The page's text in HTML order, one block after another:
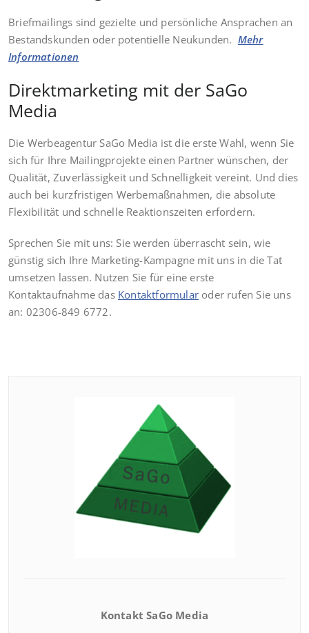
Briefmailings sind gezielte und persönliche Ansprachen an
Bestandskunden oder potentielle Neukunden. Mehr
Informationen
Direktmarketing mit der SaGo
Media
Die Werbeagentur SaGo Media ist die erste Wahl, wenn Sie
sich für Ihre Mailingprojekte einen Partner wünschen, der
Qualität, Zuverlässigkeit und Schnelligkeit vereint. Und dies
auch bei kurzfristigen Werbemaßnahmen, die absolute
Flexibilität und schnelle Reaktionszeiten erfordern.
Sprechen Sie mit uns: Sie werden überrascht sein, wie
günstig sich Ihre Marketing-Kampagne mit uns in die Tat
umsetzen lassen. Nutzen Sie für eine erste
Kontaktaufnahme das Kontaktformular oder rufen Sie uns
an: 02306-849 6772.
Kontakt SaGo Media